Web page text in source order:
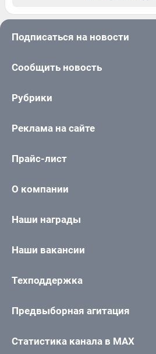
Подписаться на новости
Сообщить новость
Рубрики
Реклама на сайте
Прайс-лист
О компании
Наши награды
Наши вакансии
Техподдержка
Предвыборная агитация
Статистика канала в MAX